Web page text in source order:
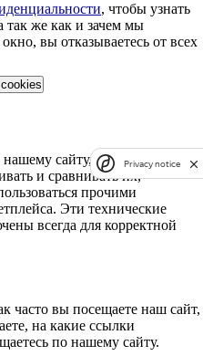
, чтобы узнать
так же как и зачем мы
вы отказываетесь от всех
сайту, искать
и сравнивать их,
прочими
Эти технические
всегда для корректной
вы посещаете наш сайт,
на какие ссылки
по нашему сайту.
Privacy notice